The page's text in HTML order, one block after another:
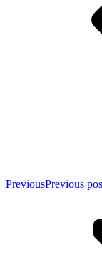
PreviousPrevious